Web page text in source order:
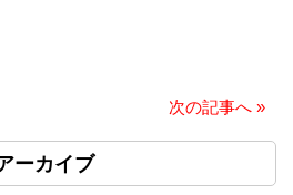
次の記事へ »
ーカイブ